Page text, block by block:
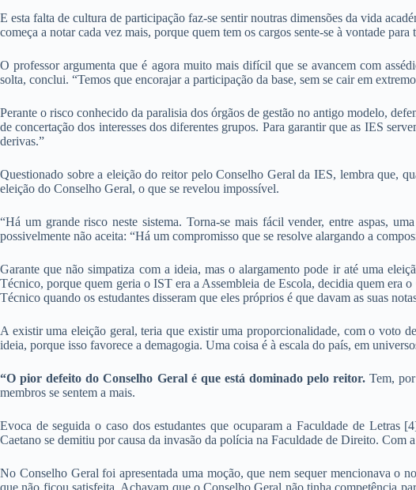
E esta falta de cultura de participação faz-se sentir noutras dimensões da vida
começa a notar cada vez mais, porque quem tem os cargos sente-se à vontade
O professor argumenta que é agora muito mais difícil que se avancem com
solta, conclui. “Temos que encorajar a participação da base, sem se cair em
Perante o risco conhecido da paralisia dos órgãos de gestão no antigo modelo,
de concertação dos interesses dos diferentes grupos. Para garantir que as IES
derivas.”
Questionado sobre a eleição do reitor pelo Conselho Geral da IES, lembra que,
eleição do Conselho Geral, o que se revelou impossível.
“Há um grande risco neste sistema. Torna-se mais fácil vender, entre aspas,
possivelmente não aceita: “Há um compromisso que se resolve alargando a
Garante que não simpatiza com a ideia, mas o alargamento pode ir até uma
Técnico, porque quem geria o IST era a Assembleia de Escola, decidia quem
Técnico quando os estudantes disseram que eles próprios é que davam as suas
A existir uma eleição geral, teria que existir uma proporcionalidade, com o voto
ideia, porque isso favorece a demagogia. Uma coisa é à escala do país, em
“O pior defeito do Conselho Geral é que está dominado pelo reitor.Tem,
membros se sentem a mais.
Evoca de seguida o caso dos estudantes que ocuparam a Faculdade de
Caetano se demitiu por causa da invasão da polícia na Faculdade de Direito. Com
No Conselho Geral foi apresentada uma moção, que nem sequer mencionava o
que não ficou satisfeita. Achavam que o Conselho Geral não tinha competência